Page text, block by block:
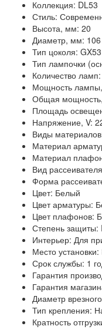
Коллекция: DL53
Стиль:
Высота, мм: 20
Диаметр, мм: 106
Тип цоколя: GX53
Тип лампочки
Количество ламп:
Мощность
Общая
Площадь
Напряжение, V:
Виды
Материал
Материал
Вид
Форма
Цвет: Белый
Цвет арматуры:
Цвет плафонов:
Степень защиты:
Интерьер: Для
Место
Срок службы: 1
Гарантия
Гарантия
Диаметр
Тип крепления:
Кратность